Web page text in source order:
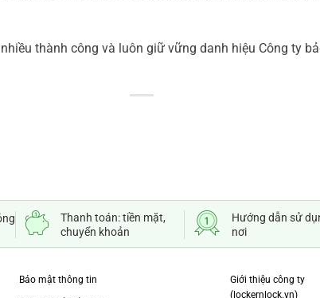
thành công và luôn giữ vững danh hiệu Công ty
Thanh toán: tiền mặt,
chuyển khoản
Hướng dẫn sử
nơi
Bảo mật thông tin
Giới thiệu công ty
(lockernlock.vn)